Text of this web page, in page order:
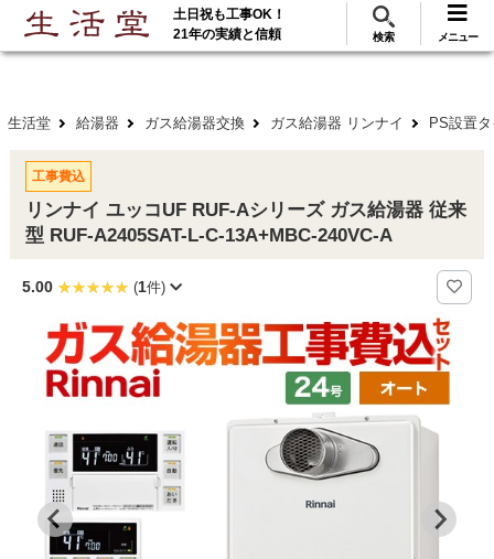
ご利用 288万･工事実績117万件! 無料見積
土日祝も工事OK！
21年の実績と信頼
検索 メニュー
生活堂 給湯器 ガス給湯器交換 ガス給湯器 リンナイ PS設置
工事費込
リンナイ ユッコUF RUF-Aシリーズ ガス給湯器 従来
型 RUF-A2405SAT-L-C-13A+MBC-240VC-A
5.00 (1件)